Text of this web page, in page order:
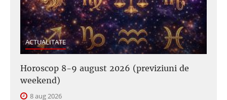
ACTUALITATE
Horoscop 8-9 august 2026 (previziuni de
weekend)
8 aug 2026